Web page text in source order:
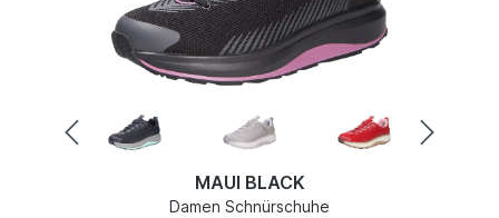
MAUI BLACK
Damen Schnürschuhe